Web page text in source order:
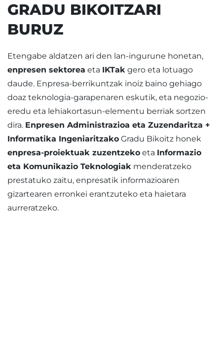
GRADU BIKOITZARI
BURUZ
Etengabe aldatzen ari den lan-ingurune honetan,
enpresen sektorea eta IKTak gero eta lotuago
daude. Enpresa-berrikuntzak inoiz baino gehiago
doaz teknologia-garapenaren eskutik, eta negozio-
eredu eta lehiakortasun-elementu berriak sortzen
dira. Enpresen Administrazioa eta Zuzendaritza +
Informatika Ingeniaritzako Gradu Bikoitz honek
enpresa-proiektuak zuzentzeko eta Informazio
eta Komunikazio Teknologiak menderatzeko
prestatuko zaitu, enpresatik informazioaren
gizartearen erronkei erantzuteko eta haietara
aurreratzeko.